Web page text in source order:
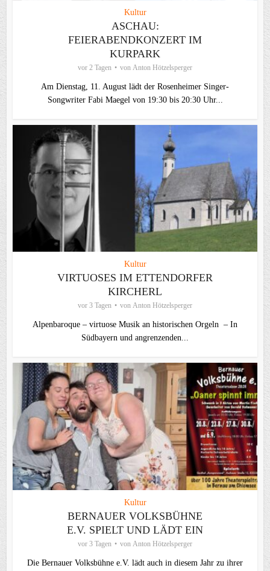
Kultur
ASCHAU:
FEIERABENDKONZERT IM
KURPARK
vor 2 Tagen von Anton Hötzelsperger
Am Dienstag, 11. August lädt der Rosenheimer Singer-
Songwriter Fabi Maegel von 19:30 bis 20:30 Uhr...
Kultur
VIRTUOSES IM ETTENDORFER
KIRCHERL
vor 3 Tagen von Anton Hötzelsperger
Alpenbaroque – virtuose Musik an historischen Orgeln – In
Südbayern und angrenzenden...
Kultur
BERNAUER VOLKSBÜHNE
E.V. SPIELT UND LÄDT EIN
vor 3 Tagen von Anton Hötzelsperger
Die Bernauer Volksbühne e.V. lädt auch in diesem Jahr zu ihrer